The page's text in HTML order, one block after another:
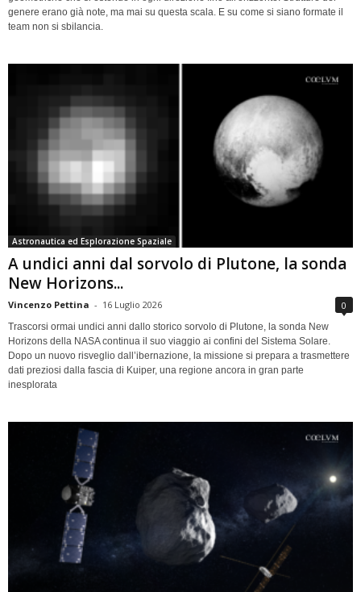
genere erano già note, ma mai su questa scala. E su come si siano formate il
team non si sbilancia.
Astronautica ed Esplorazione Spaziale
A undici anni dal sorvolo di Plutone, la sonda
New Horizons...
Vincenzo Pettina - 16 Luglio 2026 0
Trascorsi ormai undici anni dallo storico sorvolo di Plutone, la sonda New
Horizons della NASA continua il suo viaggio ai confini del Sistema Solare.
Dopo un nuovo risveglio dall’ibernazione, la missione si prepara a trasmettere
dati preziosi dalla fascia di Kuiper, una regione ancora in gran parte
inesplorata